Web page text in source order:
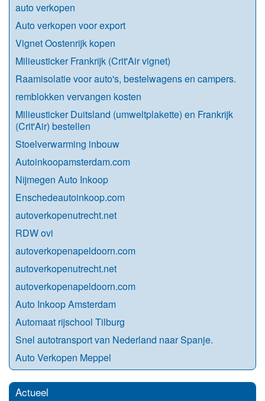
auto verkopen
Auto verkopen voor export
Vignet Oostenrijk kopen
Milieusticker Frankrijk (Crit'Air vignet)
Raamisolatie voor auto's, bestelwagens en campers.
remblokken vervangen kosten
Milieusticker Duitsland (umweltplakette) en Frankrijk
(Crit'Air) bestellen
Stoelverwarming inbouw
Autoinkoopamsterdam.com
Nijmegen Auto Inkoop
Enschedeautoinkoop.com
autoverkopenutrecht.net
RDW ovi
autoverkopenapeldoorn.com
autoverkopenutrecht.net
autoverkopenapeldoorn.com
Auto Inkoop Amsterdam
Automaat rijschool Tilburg
Snel autotransport van Nederland naar Spanje.
Auto Verkopen Meppel
Actueel